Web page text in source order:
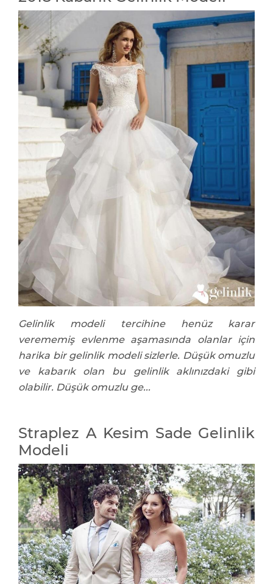
Gelinlik modeli tercihine henüz karar
verememiş evlenme aşamasında olanlar için
harika bir gelinlik modeli sizlerle. Düşük omuzlu
ve kabarık olan bu gelinlik aklınızdaki gibi
olabilir. Düşük omuzlu ge...
Straplez A Kesim Sade Gelinlik
Modeli